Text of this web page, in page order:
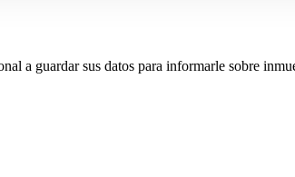
a guardar sus datos para informarle sobre